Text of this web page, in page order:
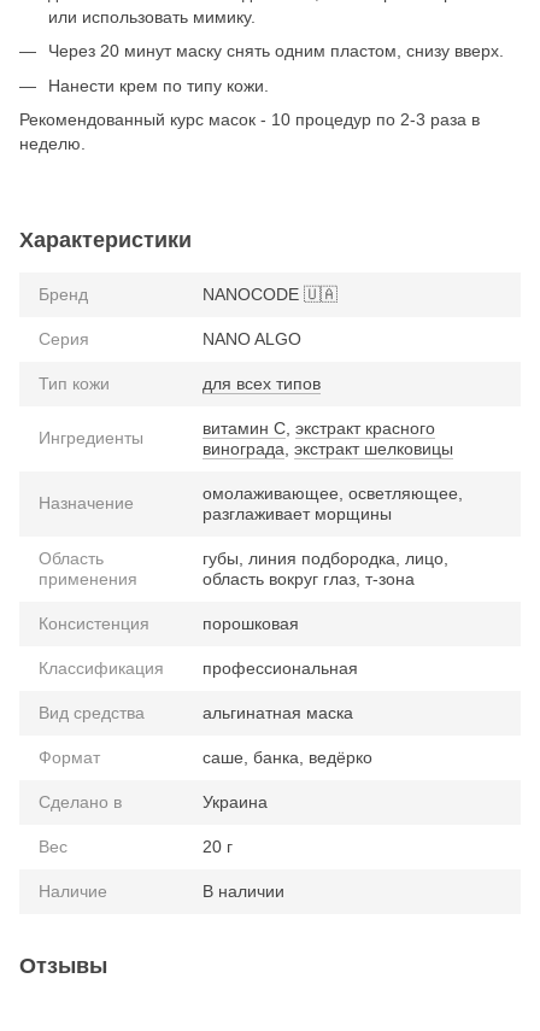
или использовать мимику.
Через 20 минут маску снять одним пластом, снизу вверх.
Нанести крем по типу кожи.
Рекомендованный курс масок - 10 процедур по 2-3 раза в
неделю.
Характеристики
Бренд NANOCODE 🇺🇦
Серия NANO ALGO
Тип кожи для всех типов
Ингредиенты витамин С экстракт красного
винограда экстракт шелковицы
Назначение
омолаживающее, осветляющее,
разглаживает морщины
Область
применения
губы, линия подбородка, лицо,
область вокруг глаз, т-зона
Консистенция порошковая
Классификация профессиональная
Вид средства альгинатная маска
Формат саше, банка, ведёрко
Сделано в Украина
Вес 20 г
Наличие В наличии
Отзывы